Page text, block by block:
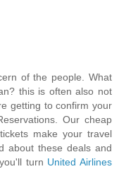
of the people. What
this is often also not
getting to confirm your
Our cheap
make your travel
about these deals and
turn United Airlines